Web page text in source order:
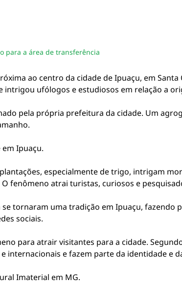
para a área de transferência
ao centro da cidade de Ipuaçu, em Santa
ufólogos e estudiosos em relação a
pela própria prefeitura da cidade. Um
Ipuaçu.
especialmente de trigo, intrigam
fenômeno atrai turistas, curiosos e
tornaram uma tradição em Ipuaçu, fazendo
sociais.
para atrair visitantes para a cidade.
internacionais e fazem parte da identidade e
Imaterial em MG.